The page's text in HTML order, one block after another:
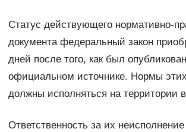
Статус действующего нормативно-
документа федеральный закон
дней после того, как был
официальном источнике. Нормы этих
должны исполняться на территории
Ответственность за их неисполнение